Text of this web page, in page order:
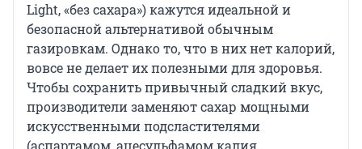
Light, «без сахара») кажутся идеальной и
безопасной альтернативой обычным
газировкам. Однако то, что в них нет калорий,
вовсе не делает их полезными для здоровья.
Чтобы сохранить привычный сладкий вкус,
производители заменяют сахар мощными
искусственными подсластителями
(аспартамом, ацесульфамом калия,